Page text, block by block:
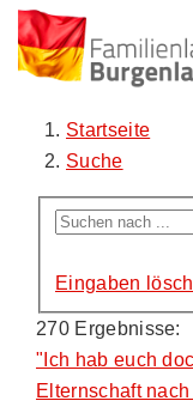
Startseite
Suche
Eingaben
270 Ergebnisse:
"Ich hab euch
Elternschaft